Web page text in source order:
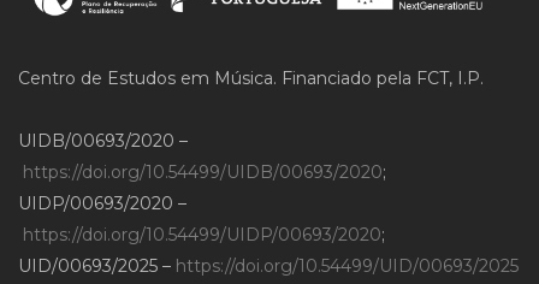
Centro de Estudos em Música. Financiado pela FCT, I.P.
UIDB/00693/2020 –
https://doi.org/10.54499/UIDB/00693/2020;
UIDP/00693/2020 –
https://doi.org/10.54499/UIDP/00693/2020;
UID/00693/2025 – https://doi.org/10.54499/UID/00693/2025